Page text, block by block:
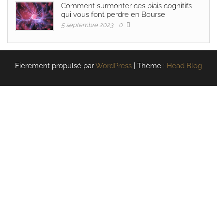
Comment surmonter ces biais cognitifs
qui vous font perdre en Bourse
5 septembre 2023 0
Fièrement propulsé parWordPress Thème : Head Blog